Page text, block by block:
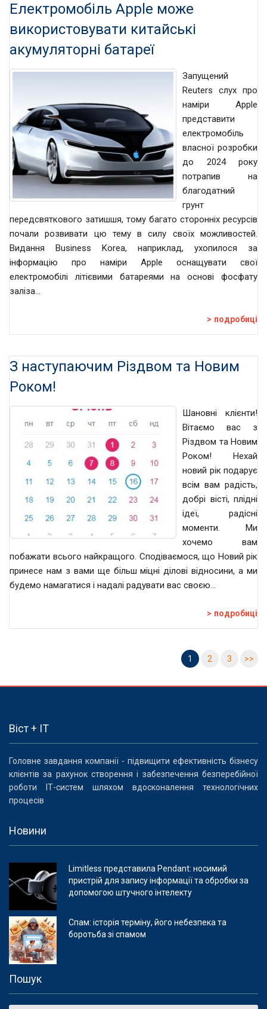
Електромобіль Apple може
використовувати китайські
акумуляторні батареї
Запущений
Reuters слух про
наміри Apple
представити
електромобіль
власної розробки
до 2024 року
потрапив на
благодатний
грунт
передсвяткового затишшя, тому багато сторонніх ресурсів
почали розвивати цю тему в силу своїх можливостей.
Видання Business Korea, наприклад, ухопилося за
інформацію про наміри Apple оснащувати свої
електромобілі літієвими батареями на основі фосфату
заліза…
подробиці
З наступаючим Різдвом та Новим
Роком!
Шановні клієнти!
Вітаємо вас з
Різдвом та Новим
Роком! Нехай
новий рік подарує
всім вам радість,
добрі вісті, плідні
ідеї, радісні
моменти. Ми
хочемо вам
побажати всього найкращого. Сподіваємося, що Новий рік
принесе нам з вами ще більш міцні ділові відносини, а ми
будемо намагатися і надалі радувати вас своєю…
подробиці
1 2 3 >>
Віст + IT
Головне завдання компанії - підвищити ефективність бізнесу
клієнтів за рахунок створення і забезпечення безперебійної
роботи ІТ-систем шляхом вдосконалення технологічних
процесів
Новини
Limitless представила Pendant: носимий
пристрій для запису інформації та обробки за
допомогою штучного інтелекту
Спам: історія терміну, його небезпека та
боротьба зі спамом
Пошук